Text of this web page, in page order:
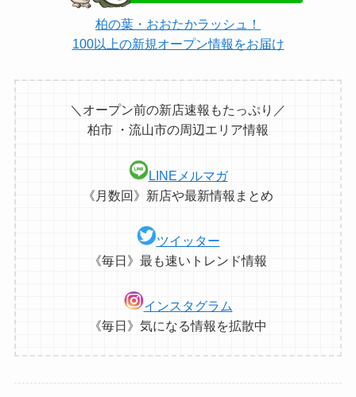
柏の葉・おおたかラッシュ！
100以上の新規オープン情報をお届け
＼オープン前の新店速報もたっぷり／
柏市 ・流山市の周辺エリア情報
LINEメルマガ
《月数回》新店や最新情報まとめ
ツイッター
《毎日》最も速いトレンド情報
インスタグラム
《毎日》気になる情報を拡散中